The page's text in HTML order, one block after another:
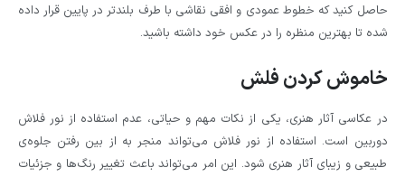
حاصل کنید که خطوط عمودی و افقی نقاشی با طرف بلندتر در پایین قرار داده
شده تا بهترین منظره را در عکس خود داشته باشید.
خاموش کردن فلش
در عکاسی آثار هنری، یکی از نکات مهم و حیاتی، عدم استفاده از نور فلاش
دوربین است. استفاده از نور فلاش می‌تواند منجر به از بین رفتن جلوه‌ی
طبیعی و زیبای آثار هنری شود. این امر می‌تواند باعث تغییر رنگ‌ها و جزئیات